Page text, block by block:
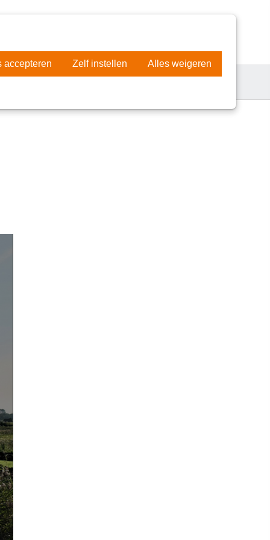
accepteren Zelf instellen Alles weigeren